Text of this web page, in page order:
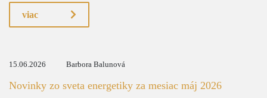
viac
15.06.2026 Barbora Balunová
Novinky zo sveta energetiky za mesiac máj 2026